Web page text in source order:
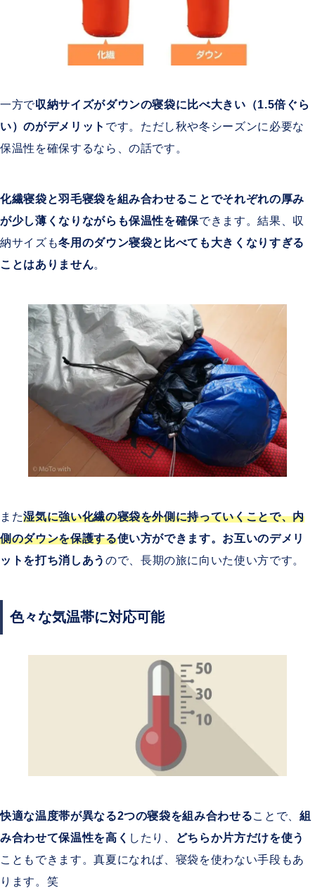
一方で収納サイズがダウンの寝袋に比べ大きい（1.5倍ぐら
い）のがデメリット です。ただし秋や冬シーズンに必要な
保温性を確保するなら、の話です。
化繊寝袋と羽毛寝袋を組み合わせることでそれぞれの厚み
が少し薄くなりながらも保温性を確保できます。結果、収
納サイズも冬用のダウン寝袋と比べても大きくなりすぎる
ことはありません。
また湿気に強い化繊の寝袋を外側に持っていくことで、内
側のダウンを保護する使い方ができます。お互いのデメリ
ットを打ち消しあう ので、長期の旅に向いた使い方です。
色々な気温帯に対応可能
快適な温度帯が異なる2つの寝袋を組み合わせることで、 組
み合わせて保温性を高く したり、
どちらか片方だけを使う
こともできます。真夏になれば、寝袋を使わない手段もあ
ります。笑